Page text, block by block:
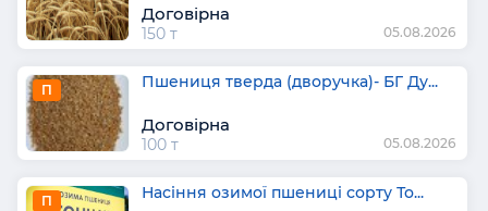
Договірна
150 т 05.08.2026
П Пшениця тверда (дворучка)- БГ Ду...
Договірна
100 т 05.08.2026
П Насіння озимої пшениці сорту То...